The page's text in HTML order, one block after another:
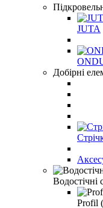
JUTA
Добірні
Водостічні
Profil